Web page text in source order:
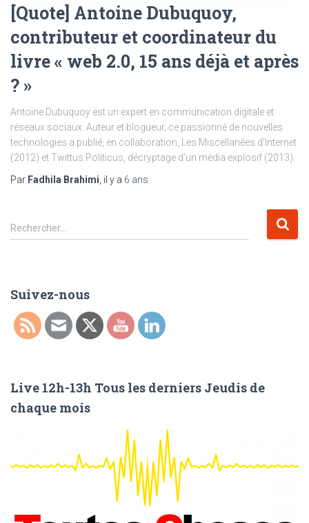
[Quote] Antoine Dubuquoy,
contributeur et coordinateur du
livre « web 2.0, 15 ans déjà et après
? »
Antoine Dubuquoy est un expert en communication digitale et
réseaux sociaux. Auteur et blogueur, ce passionné de nouvelles
technologies a publié, en collaboration, Les Miscellanées d’Internet
(2012) et Twittus Politicus, décryptage d’un média explosif (2013).
Par Fadhila Brahimi , il y a 6 ans
R
e
r
h
:
Rechercher…
Suivez-nous
Live 12h-13h Tous les derniers Jeudis de
chaque mois